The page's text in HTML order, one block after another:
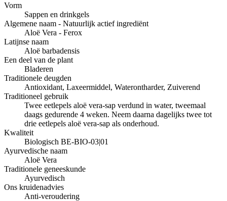
Vorm
Sappen en drinkgels
Algemene naam - Natuurlijk actief ingrediënt
Aloë Vera - Ferox
Latijnse naam
Aloë barbadensis
Een deel van de plant
Bladeren
Traditionele deugden
Antioxidant, Laxeermiddel, Waterontharder, Zuiverend
Traditioneel gebruik
Twee eetlepels aloë vera-sap verdund in water, tweemaal
daags gedurende 4 weken. Neem daarna dagelijks twee tot
drie eetlepels aloë vera-sap als onderhoud.
Kwaliteit
Biologisch BE-BIO-03|01
Ayurvedische naam
Aloë Vera
Traditionele geneeskunde
Ayurvedisch
Ons kruidenadvies
Anti-veroudering